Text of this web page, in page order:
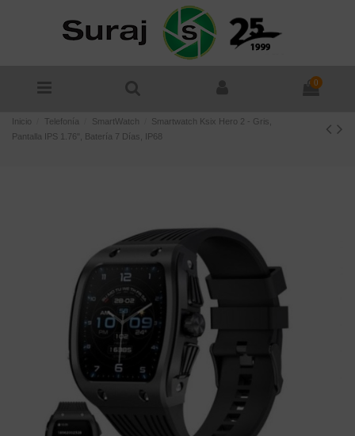
0
Inicio Telefonía SmartWatch
Smartwatch Ksix Hero 2 - Gris,
Pantalla IPS 1.76", Batería 7 Días, IP68